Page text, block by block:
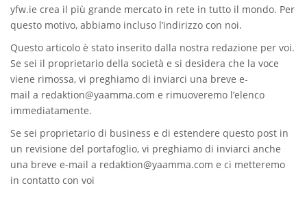
yfw.ie crea il più grande mercato in rete in tutto il mondo. Per
questo motivo, abbiamo incluso l’indirizzo con noi.
Questo articolo è stato inserito dalla nostra redazione per voi.
Se sei il proprietario della società e si desidera che la voce
viene rimossa, vi preghiamo di inviarci una breve e-
mail a redaktion@yaamma.com e rimuoveremo l’elenco
immediatamente.
Se sei proprietario di business e di estendere questo post in
un revisione del portafoglio, vi preghiamo di inviarci anche
una breve e-mail a redaktion@yaamma.com e ci metteremo
in contatto con voi